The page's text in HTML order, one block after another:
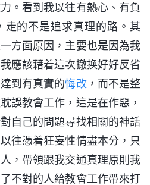
。看到我以往有熱心、有負
走的不是追求真理的路。其
方面原因，主要也是因為我
應該藉着這次撤换好好反省
到有真實的悔改，而不是整
誤教會工作，這是在作惡，
自己的問題尋找相關的神話
往憑着狂妄性情盡本分，只
，帶領跟我交通真理原則我
不對的人給教會工作帶來打